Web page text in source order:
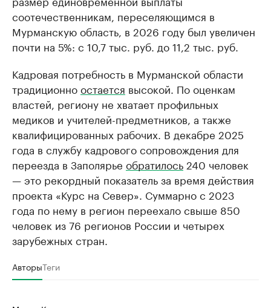
соотечественникам, переселяющимся в
Мурманскую область, в 2026 году был увеличен
почти на 5%: с 10,7 тыс. руб. до 11,2 тыс. руб.
Кадровая потребность в Мурманской области
традиционноостается высокой. По оценкам
властей, региону не хватает профильных
медиков и учителей-предметников, а также
квалифицированных рабочих. В декабре 2025
года в службу кадрового сопровождения для
переезда в Заполярье обратилось 240 человек
— это рекордный показатель за время действия
проекта «Курс на Север». Суммарно с 2023
года по нему в регион переехало свыше 850
человек из 76 регионов России и четырех
зарубежных стран.
АвторыТеги